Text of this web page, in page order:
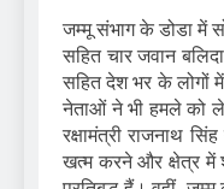
जम्मू संभाग के डोडा में
सहित चार जवान
सहित देश भर के लोगों
नेताओं ने भी हमले को
रक्षामंत्री राजनाथ
खत्म करने और क्षेत्र में